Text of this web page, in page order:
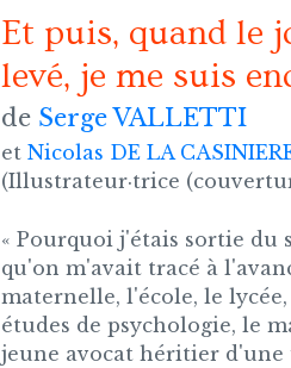
Et puis, quand le
levé, je me suis
de Serge VALLETTI
et Nicolas DE LA
(Illustrateur·trice
« Pourquoi j'étais sortie du
qu'on m'avait tracé à
maternelle, l'école, le
études de psychologie, le
jeune avocat héritier d'une